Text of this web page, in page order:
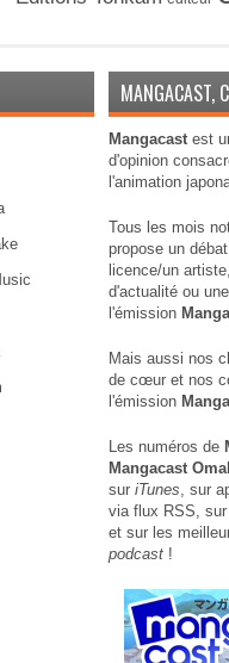
MANGACAST,
Mangacastest
d'opinion
l'animation
Tous les mois
propose un
licence/un
d'actualité ou
l'émission
Mais aussi nos
de cœur et nos
l'émission
Les numéros de
Mangacast
sur iTunes, sur
via flux RSS,
et sur les
podcast !